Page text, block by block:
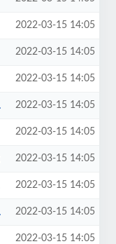
2022-03-15 14:05
2022-03-15 14:05
2022-03-15 14:05
2022-03-15 14:05
2022-03-15 14:05
2022-03-15 14:05
2022-03-15 14:05
2022-03-15 14:05
2022-03-15 14:05